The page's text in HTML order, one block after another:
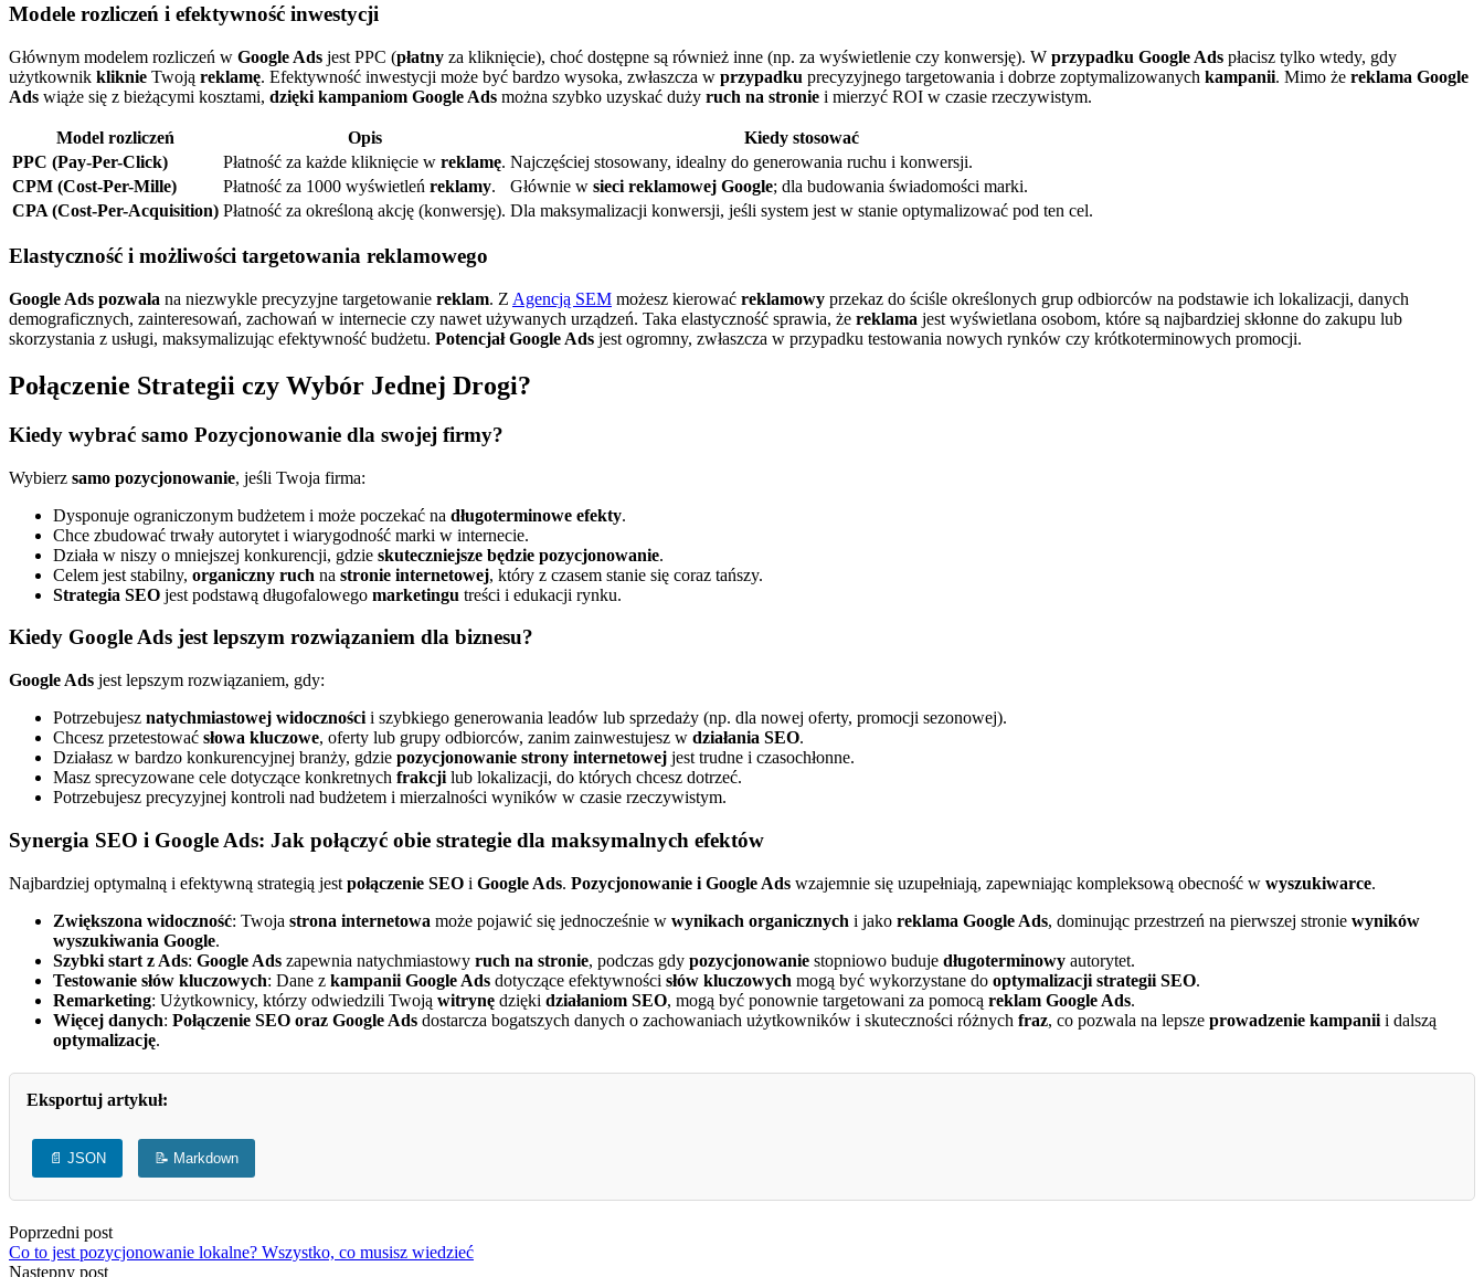
Modele rozliczeń i efektywność inwestycji
Głównym modelem rozliczeń w Google Ads jest PPC (płatny za kliknięcie), choć dostępne są również inne (np. za wyświetlenie czy konwersję). W przypadku Google Ads płacisz tylko wtedy, gdy
użytkownik kliknie Twoją reklamę. Efektywność inwestycji może być bardzo wysoka, zwłaszcza w przypadku precyzyjnego targetowania i dobrze zoptymalizowanych kampanii. Mimo że reklama Google
Ads wiąże się z bieżącymi kosztami, dzięki kampaniom Google Ads można szybko uzyskać duży ruch na stronie i mierzyć ROI w czasie rzeczywistym.
Model rozliczeń Opis
Kiedy stosować
PPC (Pay-Per-Click)
Płatność za każde kliknięcie w reklamę. Najczęściej stosowany, idealny do generowania ruchu i konwersji.
CPM (Cost-Per-Mille)
Płatność za 1000 wyświetleń reklamy. Głównie w sieci reklamowej Google; dla budowania świadomości marki.
CPA (Cost-Per-Acquisition) Płatność za określoną akcję (konwersję). Dla maksymalizacji konwersji, jeśli system jest w stanie optymalizować pod ten cel.
Elastyczność i możliwości targetowania reklamowego
Google Ads pozwala na niezwykle precyzyjne targetowanie reklam. Z Agencją SEM możesz kierować reklamowy przekaz do ściśle określonych grup odbiorców na podstawie ich lokalizacji, danych
demograficznych, zainteresowań, zachowań w internecie czy nawet używanych urządzeń. Taka elastyczność sprawia, że reklama jest wyświetlana osobom, które są najbardziej skłonne do zakupu lub
skorzystania z usługi, maksymalizując efektywność budżetu. Potencjał Google Ads jest ogromny, zwłaszcza w przypadku testowania nowych rynków czy krótkoterminowych promocji.
Połączenie Strategii czy Wybór Jednej Drogi?
Kiedy wybrać samo Pozycjonowanie dla swojej firmy?
Wybierz samo pozycjonowanie, jeśli Twoja firma:
Dysponuje ograniczonym budżetem i może poczekać na długoterminowe efekty.
Chce zbudować trwały autorytet i wiarygodność marki w internecie.
Działa w niszy o mniejszej konkurencji, gdzie skuteczniejsze będzie pozycjonowanie.
Celem jest stabilny, organiczny ruch na stronie internetowej, który z czasem stanie się coraz tańszy.
Strategia SEO jest podstawą długofalowego marketingu treści i edukacji rynku.
Kiedy Google Ads jest lepszym rozwiązaniem dla biznesu?
Google Ads jest lepszym rozwiązaniem, gdy:
Potrzebujesz natychmiastowej widoczności i szybkiego generowania leadów lub sprzedaży (np. dla nowej oferty, promocji sezonowej).
Chcesz przetestować słowa kluczowe, oferty lub grupy odbiorców, zanim zainwestujesz w działania SEO.
Działasz w bardzo konkurencyjnej branży, gdzie pozycjonowanie strony internetowej jest trudne i czasochłonne.
Masz sprecyzowane cele dotyczące konkretnych frakcji lub lokalizacji, do których chcesz dotrzeć.
Potrzebujesz precyzyjnej kontroli nad budżetem i mierzalności wyników w czasie rzeczywistym.
Synergia SEO i Google Ads: Jak połączyć obie strategie dla maksymalnych efektów
Najbardziej optymalną i efektywną strategią jest połączenie SEO i Google Ads. Pozycjonowanie i Google Ads wzajemnie się uzupełniają, zapewniając kompleksową obecność w wyszukiwarce.
Zwiększona widoczność: Twoja strona internetowa może pojawić się jednocześnie w wynikach organicznych i jako reklama Google Ads, dominując przestrzeń na pierwszej stronie wyników
wyszukiwania Google.
Szybki start z Ads: Google Ads zapewnia natychmiastowy ruch na stronie, podczas gdy pozycjonowanie stopniowo buduje długoterminowy autorytet.
Testowanie słów kluczowych: Dane z kampanii Google Ads dotyczące efektywności słów kluczowych mogą być wykorzystane do optymalizacji strategii SEO.
Remarketing: Użytkownicy, którzy odwiedzili Twoją witrynę dzięki działaniom SEO, mogą być ponownie targetowani za pomocą reklam Google Ads.
Więcej danych: Połączenie SEO oraz Google Ads dostarcza bogatszych danych o zachowaniach użytkowników i skuteczności różnych fraz, co pozwala na lepsze prowadzenie kampanii i dalszą
optymalizację.
Eksportuj artykuł:
📄 JSON 📝 Markdown
Poprzedni post
Co to jest pozycjonowanie lokalne? Wszystko, co musisz wiedzieć
Następny post